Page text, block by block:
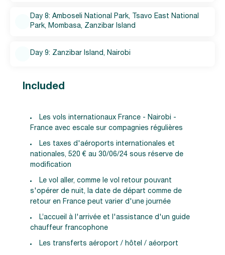
Day 8: Amboseli National Park, Tsavo East National
Park, Mombasa, Zanzibar Island
Day 9: Zanzibar Island, Nairobi
Included
Les vols internationaux France - Nairobi -
France avec escale sur compagnies régulières
Les taxes d'aéroports internationales et
nationales, 520 € au 30/06/24 sous réserve de
modification
Le vol aller, comme le vol retour pouvant
s'opérer de nuit, la date de départ comme de
retour en France peut varier d'une journée
L’accueil à l'arrivée et l'assistance d'un guide
chauffeur francophone
Les transferts aéroport / hôtel / aéorport